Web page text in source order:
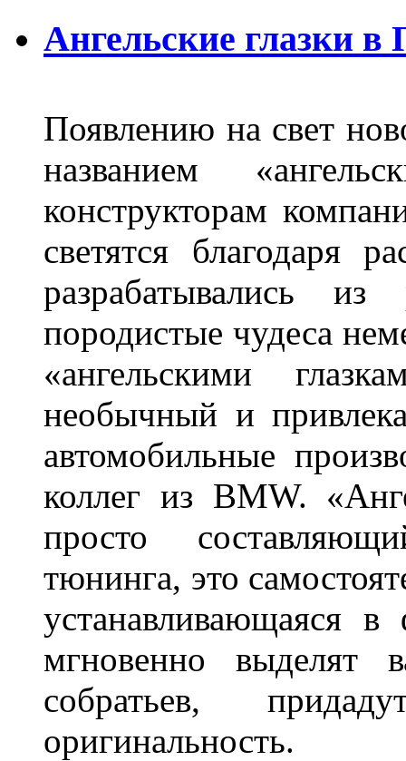
Ангельские глазки в
Появлению на свет
названием
конструкторам
светятся благодаря
разрабатывались
породистые чудеса
«ангельскими
необычный и
автомобильные
коллег из BMW.
просто
тюнинга, это
устанавливающаяся
мгновенно выделят
собратьев,
оригинальность.